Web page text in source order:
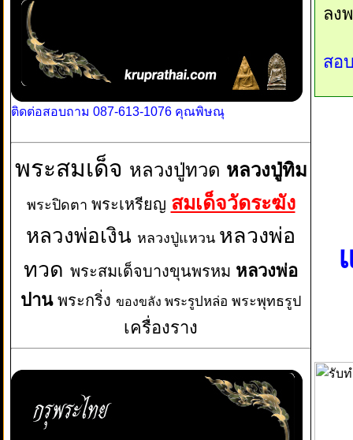
ติดต่อสอบถาม 087-613-1076 คุณพิษณุ
พระสมเด็จ หลวงปู่ทวด หลวงปู่ทิม
พระปิดตา พระเหรียญ สมเด็จวัดระฆัง
หลวงพ่อเงิน หลวงปู่แหวน หลวงพ่อ
ทวด พระสมเด็จบางขุนพรหม หลวงพ่อ
ปาน พระกริ่ง ของขลัง พระรูปหล่อ พระพุทธรูป
เครื่องราง
ลง
สอ